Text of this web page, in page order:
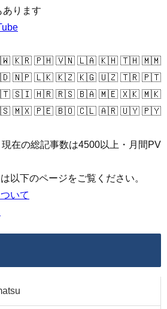
あります
🇰🇷 🇵🇭 🇻🇳 🇱🇦 🇰🇭 🇹🇭 🇲🇲
🇳🇵 🇱🇰 🇰🇿 🇰🇬 🇺🇿 🇹🇷 🇵🇹
🇸🇮 🇭🇷 🇷🇸 🇧🇦 🇲🇪 🇽🇰 🇲🇰
🇲🇽 🇵🇪 🇧🇴 🇨🇱 🇦🇷 🇺🇾 🇵🇾
在の総記事数は4500以上・月間PV
以下のページをご覧ください。
いて